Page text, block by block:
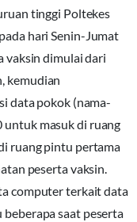
tinggi Poltekes
hari Senin-Jumat
vaksin dimulai dari
kemudian
data pokok (nama-
untuk masuk di ruang
ruang pintu pertama
peserta vaksin.
computer terkait data
saat peserta